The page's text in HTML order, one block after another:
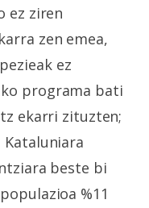
ez ziren
zen emea,
ez
programa bati
ekarri zituzten;
Kataluniara
beste bi
%11